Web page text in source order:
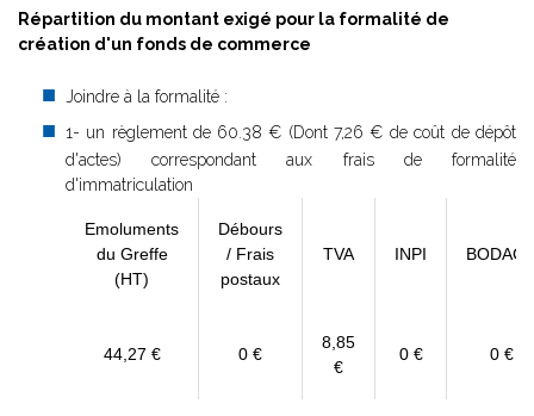
Répartition du montant exigé pour la formalité de
création d'un fonds de commerce
Joindre à la formalité :
1- un règlement de 60.38 € (Dont 7,26 € de coût de dépôt
d'actes) correspondant aux frais de formalité
d'immatriculation
Emoluments
du Greffe
(HT)
Débours
/ Frais
postaux
TVA INPI
44,27 € 0 €
8,85
€
0 € 0 €